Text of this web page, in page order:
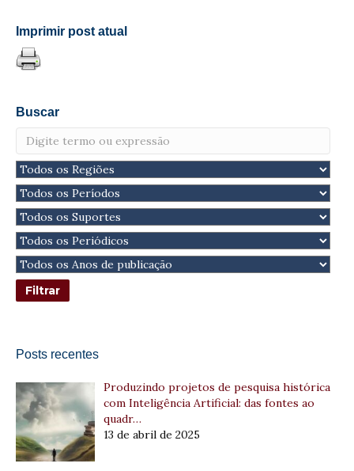
Imprimir post atual
Buscar
Posts recentes
Produzindo projetos de pesquisa histórica
com Inteligência Artificial: das fontes ao
quadr…
13 de abril de 2025